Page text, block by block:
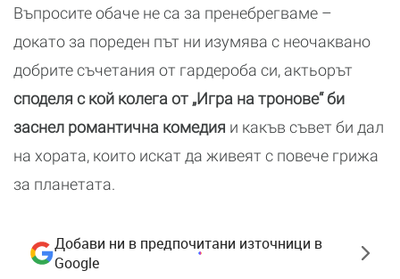
Въпросите обаче не са за пренебрегваме –
докато за пореден път ни изумява с неочаквано
добрите съчетания от гардероба си, актьорът
споделя с кой колега от „Игра на тронове“ би
заснел романтична комедия и какъв съвет би дал
на хората, които искат да живеят с повече грижа
за планетата.
Добави ни в предпочитани източници в
Google